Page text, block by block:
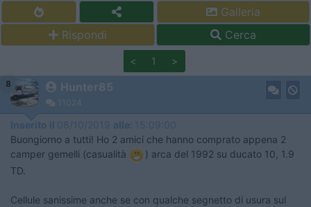
Galleria
Rispondi
Cerca
< 1 >
8 Hunter85
11024
Inserito il 08/10/2019 alle: 15:09:00
Buongiorno a tutti! Ho 2 amici che hanno comprato appena 2
camper gemelli (casualità
​​​​​​) arca del 1992 su ducato 10, 1.9
TD.
Cellule sanissime anche se con qualche segnetto di usura sul